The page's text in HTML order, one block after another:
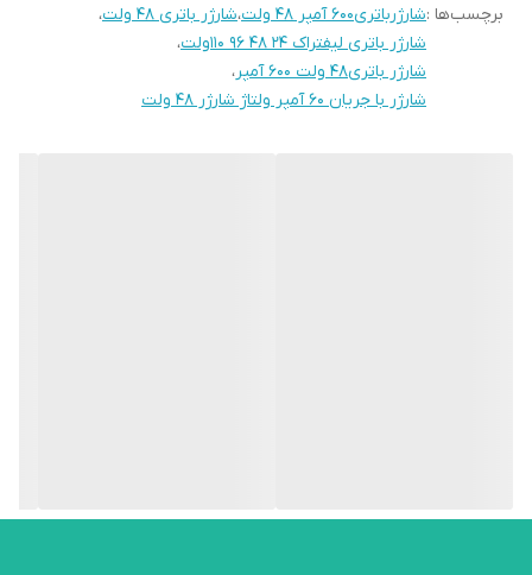
برچسب‌ها :شارژرباتری۶۰۰ آمپر ۴۸ ولت ،شارژر باتری ۴۸ ولت
،
شارژر باتری لیفتراک ۲۴ ۴۸ ۹۶ ۱۱۰ولت
،
شارژر باتری۴۸ ولت ۶۰۰ آمپر
،
شارژر با جریان ۶۰ آمپر ولتاژ شارژر ۴۸ ولت